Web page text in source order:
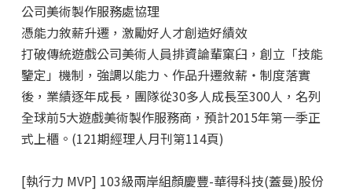
公司美術製作服務處協理
憑能力敘薪升遷，激勵好人才創造好績效
打破傳統遊戲公司美術人員排資論輩窠臼，創立「技能
鑒定」機制，強調以能力、作品升遷敘薪‧制度落實
後，業績逐年成長，團隊從30多人成長至300人，名列
全球前5大遊戲美術製作服務商，預計2015年第一季正
式上櫃。(121期經理人月刊第114頁)
[執行力 MVP] 103級兩岸組顏慶豐-華得科技(蓋曼)股份